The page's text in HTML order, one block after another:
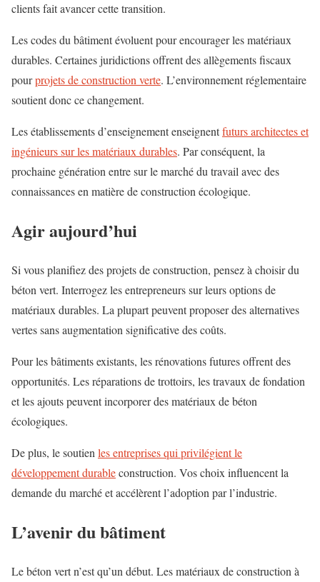
clients fait avancer cette transition.
Les codes du bâtiment évoluent pour encourager les matériaux
durables. Certaines juridictions offrent des allègements fiscaux
pourprojets de construction verte. L’environnement réglementaire
soutient donc ce changement.
Les établissements d’enseignement enseignentfuturs architectes et
ingénieurs sur les matériaux durables. Par conséquent, la
prochaine génération entre sur le marché du travail avec des
connaissances en matière de construction écologique.
Agir aujourd’hui
Si vous planifiez des projets de construction, pensez à choisir du
béton vert. Interrogez les entrepreneurs sur leurs options de
matériaux durables. La plupart peuvent proposer des alternatives
vertes sans augmentation significative des coûts.
Pour les bâtiments existants, les rénovations futures offrent des
opportunités. Les réparations de trottoirs, les travaux de fondation
et les ajouts peuvent incorporer des matériaux de béton
écologiques.
De plus, le soutien les entreprises qui privilégient le
développement durableconstruction. Vos choix influencent la
demande du marché et accélèrent l’adoption par l’industrie.
L’avenir du bâtiment
Le béton vert n’est qu’un début. Les matériaux de construction à